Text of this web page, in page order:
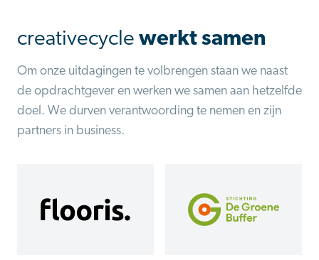
creativecycle werkt samen
Om onze uitdagingen te volbrengen staan we naast
de opdrachtgever en werken we samen aan hetzelfde
doel. We durven verantwoording te nemen en zijn
partners in business.